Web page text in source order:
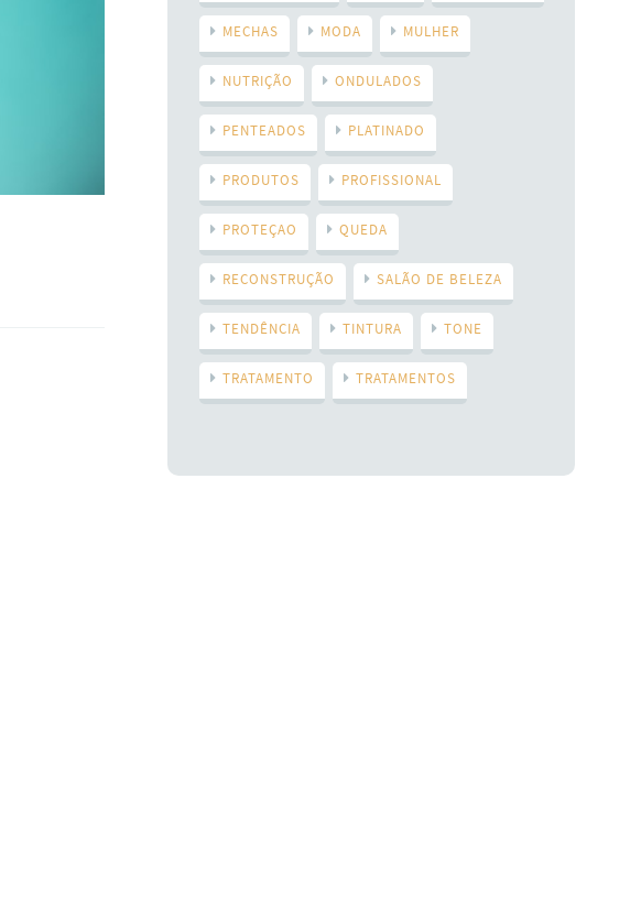
MECHAS MODA MULHER
NUTRIÇÃO ONDULADOS
PENTEADOS PLATINADO
PRODUTOS PROFISSIONAL
PROTEÇAO QUEDA
RECONSTRUÇÃO SALÃO DE BELEZA
TENDÊNCIA TINTURA TONE
TRATAMENTO TRATAMENTOS